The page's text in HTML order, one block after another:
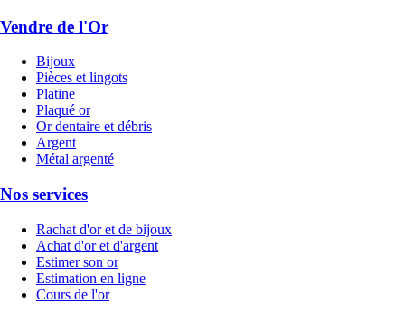
Vendre de l'Or
Bijoux
Pièces et lingots
Platine
Plaqué or
Or dentaire et débris
Argent
Métal argenté
Nos services
Rachat d'or et de bijoux
Achat d'or et d'argent
Estimer son or
Estimation en ligne
Cours de l'or